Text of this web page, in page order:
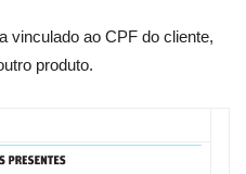
vinculado ao CPF do cliente,
produto.